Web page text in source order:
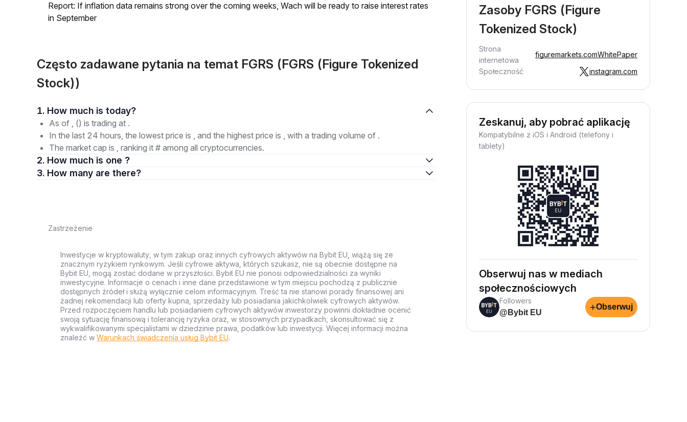
Report: If inflation data remains strong over the coming weeks, Wach will be ready to raise interest rates
in September
Często zadawane pytania na temat FGRS (FGRS (Figure Tokenized
Stock))
1. How much is today?
As of , () is trading at .
In the last 24 hours, the lowest price is , and the highest price is , with a trading volume of .
The market cap is , ranking it # among all cryptocurrencies.
2. How much is one ?
3. How many are there?
Zastrzeżenie
Inwestycje w kryptowaluty, w tym zakup oraz innych cyfrowych aktywów na Bybit EU, wiążą się ze
znacznym ryzykiem rynkowym. Jeśli cyfrowe aktywa, których szukasz, nie są obecnie dostępne na
Bybit EU, mogą zostać dodane w przyszłości. Bybit EU nie ponosi odpowiedzialności za wyniki
inwestycyjne. Informacje o cenach i inne dane przedstawione w tym miejscu pochodzą z publicznie
dostępnych źródeł i służą wyłącznie celom informacyjnym. Treść ta nie stanowi porady finansowej ani
żadnej rekomendacji lub oferty kupna, sprzedaży lub posiadania jakichkolwiek cyfrowych aktywów.
Przed rozpoczęciem handlu lub posiadaniem cyfrowych aktywów inwestorzy powinni dokładnie ocenić
swoją sytuację finansową i tolerancję ryzyka oraz, w stosownych przypadkach, skonsultować się z
wykwalifikowanymi specjalistami w dziedzinie prawa, podatków lub inwestycji. Więcej informacji można
znaleźć w Warunkach świadczenia usług Bybit EU.
Zasoby FGRS (Figure
Tokenized Stock)
Strona
internetowa
figuremarkets.comWhitePaper
Społeczność
instagram.com
Zeskanuj, aby pobrać aplikację
Kompatybilne z iOS i Android (telefony i
tablety)
Obserwuj nas w mediach
społecznościowych
Followers
@Bybit EU
+Obserwuj